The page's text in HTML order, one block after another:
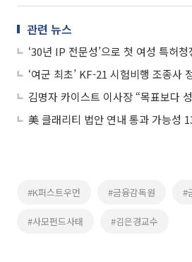
관련 뉴스
#K퍼스트우먼 #금융감독원 #
#사모펀드사태 #김은경교수